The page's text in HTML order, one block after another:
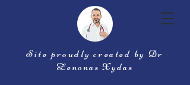
Site proudly created by Dr
Zenonas Xydas